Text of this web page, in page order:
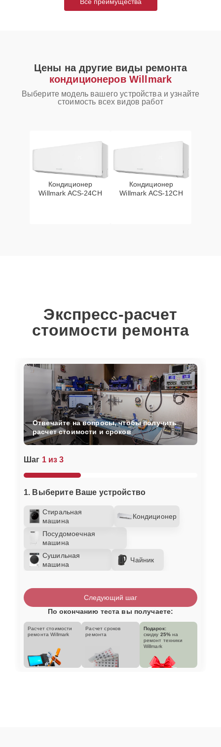
Цены на другие виды ремонта
кондиционеров Willmark
Выберите модель вашего устройства и узнайте
стоимость всех видов работ
Кондиционер
Willmark ACS-24CH
Кондиционер
Willmark ACS-12CH
Экспресс-расчет
стоимости ремонта
Шаг 1 из 3
1. Выберите Ваше устройство
Стиральная
машина
Кондиционер
Посудомоечная
машина
Сушильная
машина
Чайник
Отвечайте на вопросы, чтобы получить
расчет стоимости и сроков
Следующий шаг
По окончанию теста вы получаете:
Расчет стоимости
ремонта Willmark
Расчет сроков
ремонта
Подарок:
скидку 25% на
ремонт техники
Willmark